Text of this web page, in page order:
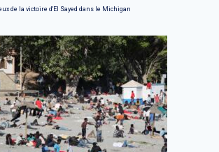
de la victoire d'El Sayed dans le Michigan